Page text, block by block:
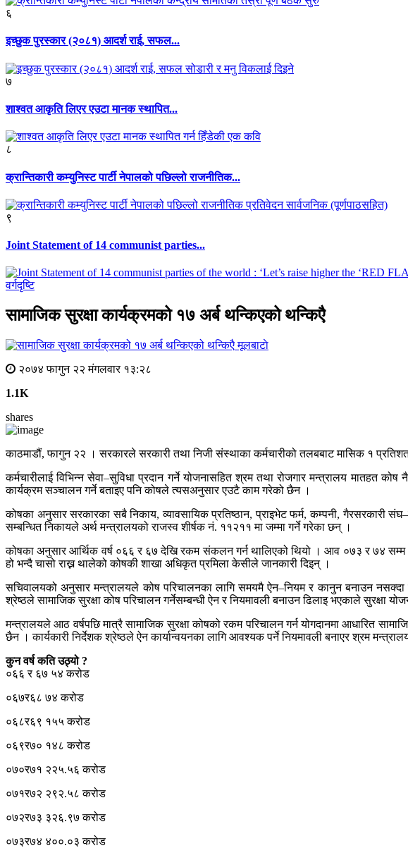
६
इच्छुक पुरस्कार (२०८१) आदर्श राई, सफल...
७
शाश्वत आकृति लिएर एउटा मानक स्थापित...
८
क्रान्तिकारी कम्युनिस्ट पार्टी नेपालको पछिल्लो राजनीतिक...
९
Joint Statement of 14 communist parties...
वर्गदृष्टि
सामाजिक सुरक्षा कार्यक्रमको १७ अर्ब थन्किएको थन्किएै
मूलबाटाे
२०७४ फागुन २२ मंगलवार १३:२८
1.1K
shares
काठमाडौं, फागुन २२ । सरकारले सरकारी तथा निजी संस्थाका कर्मचारीको तलबबाट मासिक १
कर्मचारीलाई विभिन्न सेवा–सुविधा प्रदान गर्ने योजनासहित श्रम तथा रोजगार मन्त्रालय मातहत
कार्यक्रम सञ्चालन गर्ने बताइए पनि कोषले त्यसअनुसार एउटै काम गरेको छैन ।
कोषका अनुसार सरकारका सबै निकाय, व्यावसायिक प्रतिष्ठान, प्राइभेट फर्म, कम्पनी, गैरसरकारी
सम्बन्धित निकायले अर्थ मन्त्रालयको राजस्व शीर्षक नं. ११२११ मा जम्मा गर्ने गरेका छन् ।
कोषका अनुसार आर्थिक वर्ष ०६६ र ६७ देखि रकम संकलन गर्न थालिएको थियो । आव ०७३ र ७४
हो भन्दै चासो राख्न थालेको कोषकी शाखा अधिकृत प्रमिला केसीले जानकारी दिइन् ।
सचिवालयको अनुसार मन्त्रालयले कोष परिचालनका लागि समयमै ऐन–नियम र कानुन बनाउन नसक्दा
श्रेष्ठले सामाजिक सुरक्षा कोष परिचालन गर्नेसम्बन्धी ऐन र नियमावली बनाउन ढिलाइ भएकाले सुरक्षा
मन्त्रालयले आठ वर्षपछि मात्रै सामाजिक सुरक्षा कोषको रकम परिचालन गर्न योगदानमा आधारित
छैन । कार्यकारी निर्देशक श्रेष्ठले ऐन कार्यान्वयनका लागि आवश्यक पर्ने नियमावली बनाएर श्रम
कुन वर्ष कति उठ्यो ?
०६६ र ६७ ५४ करोड
०६७र६८ ७४ करोड
०६८र६९ १५५ करोड
०६९र७० १४८ करोड
०७०र७१ २२५.५६ करोड
०७१र७२ २९२.५८ करोड
०७२र७३ ३२६.९७ करोड
०७३र७४ ४००.०३ करोड